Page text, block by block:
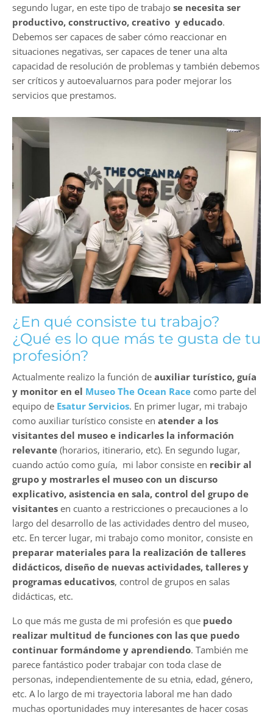
segundo lugar, en este tipo de trabajo se necesita ser
productivo, constructivo, creativo y educado.
Debemos ser capaces de saber cómo reaccionar en
situaciones negativas, ser capaces de tener una alta
capacidad de resolución de problemas y también debemos
ser críticos y autoevaluarnos para poder mejorar los
servicios que prestamos.
¿En qué consiste tu trabajo?
¿Qué es lo que más te gusta de tu
profesión?
Actualmente realizo la función de auxiliar turístico, guía
y monitor en el Museo The Ocean Race como parte del
equipo de Esatur Servicios. En primer lugar, mi trabajo
como auxiliar turístico consiste en atender a los
visitantes del museo e indicarles la información
relevante (horarios, itinerario, etc). En segundo lugar,
cuando actúo como guía, mi labor consiste en recibir al
grupo y mostrarles el museo con un discurso
explicativo, asistencia en sala, control del grupo de
visitantes en cuanto a restricciones o precauciones a lo
largo del desarrollo de las actividades dentro del museo,
etc. En tercer lugar, mi trabajo como monitor, consiste en
preparar materiales para la realización de talleres
didácticos, diseño de nuevas actividades, talleres y
programas educativos, control de grupos en salas
didácticas, etc.
Lo que más me gusta de mi profesión es que puedo
realizar multitud de funciones con las que puedo
continuar formándome y aprendiendo. También me
parece fantástico poder trabajar con toda clase de
personas, independientemente de su etnia, edad, género,
etc. A lo largo de mi trayectoria laboral me han dado
muchas oportunidades muy interesantes de hacer cosas